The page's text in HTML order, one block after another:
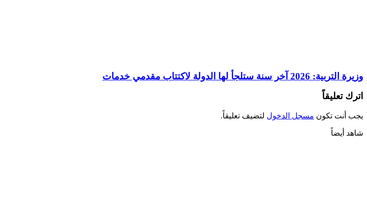
وزيرة التربية: 2026 آخر سنة ستلجأ لها الدولة لاكتتاب مقدمي خدمات
اترك تعليقاً
يجب أنت تكون مسجل الدخول لتضيف تعليقاً.
شاهد أيضاً